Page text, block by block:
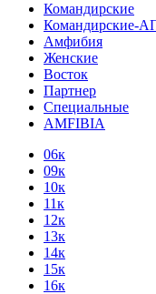
Командирские
Командирские-
Амфибия
Женские
Восток
Партнер
Специальные
AMFIBIA
06к
09к
10к
11к
12к
13к
14к
15к
16к